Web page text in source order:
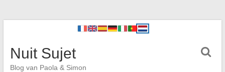
Nuit Sujet
Blog van Paola & Simon